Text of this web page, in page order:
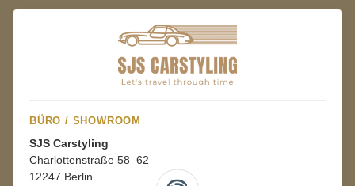
BÜRO / SHOWROOM
SJS Carstyling
Charlottenstraße 58–62
12247 Berlin